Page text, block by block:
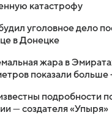
катастрофу
уголовное дело
в Донецке
жара в
показали больше
подробности
— создателя «Упыря»